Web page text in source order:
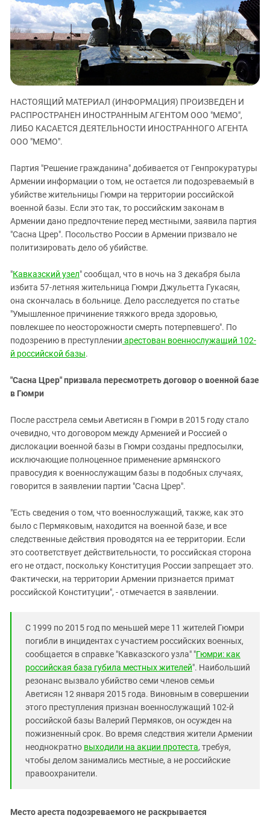
ЗАСТАВЛЯЕТ
КАВКАЗ ЗА ПАЛЕСТИНУ
ИНАКОМЫСЛИЕ В ЧЕЧНЕ
ПРЕСЛЕДОВАНИЕ АКТИВИСТОВ
МОБИЛИЗАЦИЯ И ПРОТЕСТЫ
Дагестан
Ингушетия
Кабардино-Балкария
Калмыкия
Карачаево-Черкесия
Краснодарский край
Российская Федерация
Северная Осетия - Алания
СКФО
Чечня
Южная Осетия
Южный Кавказ
ЮФО
НАСТОЯЩИЙ МАТЕРИАЛ (ИНФОРМАЦИЯ) ПРОИЗВЕДЕН И
РАСПРОСТРАНЕН ИНОСТРАННЫМ АГЕНТОМ ООО "МЕМО",
ЛИБО КАСАЕТСЯ ДЕЯТЕЛЬНОСТИ ИНОСТРАННОГО АГЕНТА
ООО "МЕМО".
Партия "Решение гражданина" добивается от Генпрокуратуры
Армении информации о том, не остается ли подозреваемый в
убийстве жительницы Гюмри на территории российской
военной базы. Если это так, то российским законам в
Армении дано предпочтение перед местными, заявила партия
"Сасна Црер". Посольство России в Армении призвало не
политизировать дело об убийстве.
"Кавказский узел" сообщал, что в ночь на 3 декабря была
избита 57-летняя жительница Гюмри Джульетта Гукасян,
она скончалась в больнице. Дело расследуется по статье
"Умышленное причинение тяжкого вреда здоровью,
повлекшее по неосторожности смерть потерпевшего". По
подозрению в преступлении арестован военнослужащий 102-
й российской базы.
"Сасна Црер" призвала пересмотреть договор о военной базе
в Гюмри
После расстрела семьи Аветисян в Гюмри в 2015 году стало
очевидно, что договором между Арменией и Россией о
дислокации военной базы в Гюмри созданы предпосылки,
исключающие полноценное применение армянского
правосудия к военнослужащим базы в подобных случаях,
говорится в заявлении партии "Сасна Црер".
"Есть сведения о том, что военнослужащий, также, как это
было с Пермяковым, находится на военной базе, и все
следственные действия проводятся на ее территории. Если
это соответствует действительности, то российская сторона
его не отдаст, поскольку Конституция России запрещает это.
Фактически, на территории Армении признается примат
российской Конституции", - отмечается в заявлении.
С 1999 по 2015 год по меньшей мере 11 жителей Гюмри
погибли в инцидентах с участием российских военных,
сообщается в справке "Кавказского узла" "Гюмри: как
российская база губила местных жителей". Наибольший
резонанс вызвало убийство семи членов семьи
Аветисян 12 января 2015 года. Виновным в совершении
этого преступления признан военнослужащий 102-й
российской базы Валерий Пермяков, он осужден на
пожизненный срок. Во время следствия жители Армении
неоднократно выходили на акции протеста, требуя,
чтобы делом занимались местные, а не российские
правоохранители.
Место ареста подозреваемого не раскрывается